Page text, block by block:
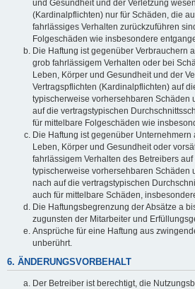
und Gesundheit und der Verletzung
(Kardinalpflichten) nur für Schäden, die
fahrlässiges Verhalten zurückzuführen
Folgeschäden wie insbesondere
Die Haftung ist gegenüber Verbrauchern
grob fahrlässigem Verhalten oder bei
Leben, Körper und Gesundheit und der
Vertragspflichten (Kardinalpflichten) auf
typischerweise vorhersehbaren Schäden
auf die vertragstypischen
für mittelbare Folgeschäden wie
Die Haftung ist gegenüber Unternehmern
Leben, Körper und Gesundheit oder
fahrlässigem Verhalten des Betreibers
typischerweise vorhersehbaren Schäden
nach auf die vertragstypischen
auch für mittelbare Schäden,
Die Haftungsbegrenzung der Absätze a
zugunsten der Mitarbeiter und
Ansprüche für eine Haftung aus
unberührt.
6. ÄNDERUNGSVORBEHALT
Der Betreiber ist berechtigt, die